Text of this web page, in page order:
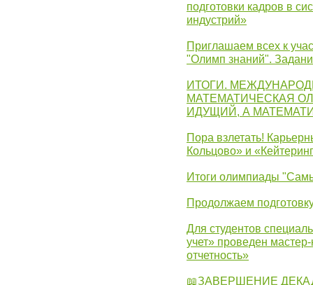
подготовки кадров в
индустрий»
Приглашаем всех к
"Олимп знаний".
ИТОГИ.
МАТЕМАТИЧЕСКАЯ
ИДУЩИЙ, А
Пора взлетать!
Кольцово» и
Итоги олимпиады
Продолжаем
Для студентов
учет» проведен
отчетность»
📖ЗАВЕРШЕНИЕ